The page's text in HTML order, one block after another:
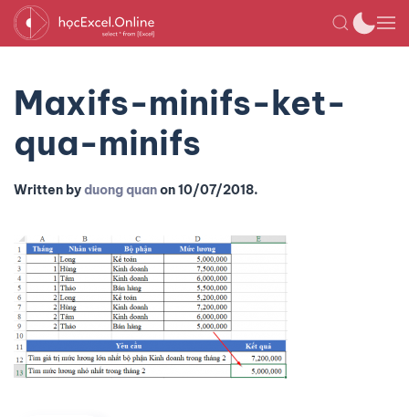
Maxifs-minifs-ket-
qua-minifs
Written byduong quanon10/07/2018.